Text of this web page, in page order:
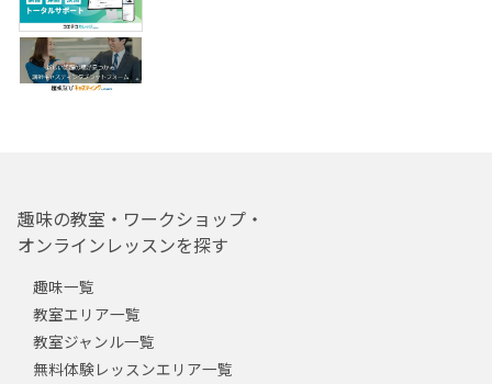
趣味の教室・ワークショップ・
オンラインレッスンを探す
趣味一覧
教室エリア一覧
教室ジャンル一覧
無料体験レッスンエリア一覧